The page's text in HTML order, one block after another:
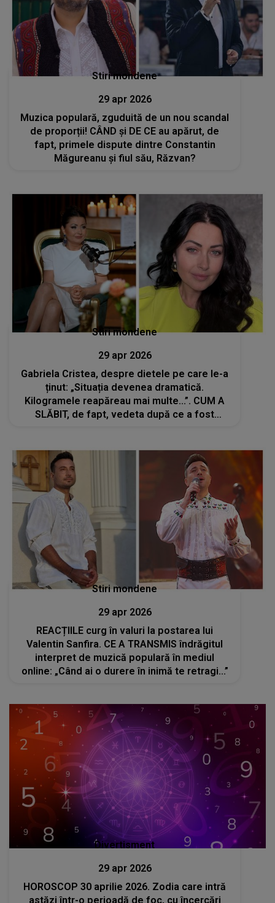
Stiri mondene
29 apr 2026
Muzica populară, zguduită de un nou scandal
de proporții! CÂND și DE CE au apărut, de
fapt, primele dispute dintre Constantin
Măgureanu și fiul său, Răzvan?
Stiri mondene
29 apr 2026
Gabriela Cristea, despre dietele pe care le-a
ținut: „Situația devenea dramatică.
Kilogramele reapăreau mai multe...”. CUM A
SLĂBIT, de fapt, vedeta după ce a fost
Stiri mondene
29 apr 2026
REACȚIILE curg în valuri la postarea lui
Valentin Sanfira. CE A TRANSMIS îndrăgitul
interpret de muzică populară în mediul
online: „Când ai o durere în inimă te retragi...”
Divertisment
29 apr 2026
HOROSCOP 30 aprilie 2026. Zodia care intră
astăzi într-o perioadă de foc, cu încercări